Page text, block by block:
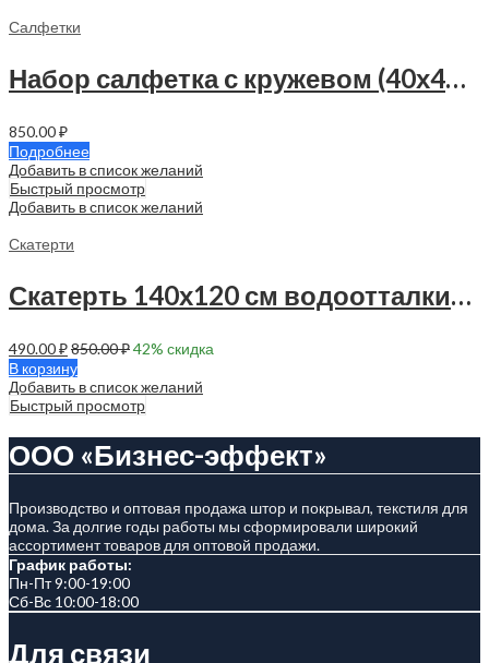
Салфетки
Набор салфетка с кружевом (40х40 см — 4 шт) — 90010
850.00₽
Подробнее
Добавить в список желаний
Быстрый просмотр
Добавить в список желаний
Скатерти
Скатерть 140х120 см водоотталкивающая -90037
490.00₽850.00₽42% скидка
В корзину
Добавить в список желаний
Быстрый просмотр
ООО «Бизнес-эффект»
Производство и оптовая продажа штор и покрывал, текстиля для
дома. За долгие годы работы мы сформировали широкий
ассортимент товаров для оптовой продажи.
График работы:
Пн-Пт 9:00-19:00
Сб-Вс 10:00-18:00
Для связи